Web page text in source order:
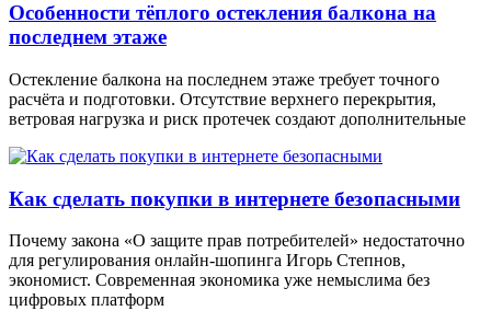
Особенности тёплого остекления балкона на
последнем этаже
Остекление балкона на последнем этаже требует точного
расчёта и подготовки. Отсутствие верхнего перекрытия,
ветровая нагрузка и риск протечек создают дополнительные
Как сделать покупки в интернете безопасными
Почему закона «О защите прав потребителей» недостаточно
для регулирования онлайн-шопинга Игорь Степнов,
экономист. Современная экономика уже немыслима без
цифровых платформ